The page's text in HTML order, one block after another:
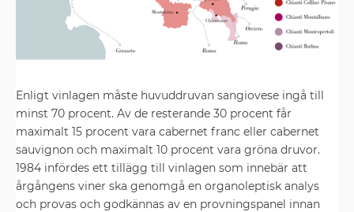
Enligt vinlagen måste huvuddruvan sangiovese ingå till
minst 70 procent. Av de resterande 30 procent får
maximalt 15 procent vara cabernet franc eller cabernet
sauvignon och maximalt 10 procent vara gröna druvor.
1984 infördes ett tillägg till vinlagen som innebär att
årgångens viner ska genomgå en organoleptisk analys
och provas och godkännas av en provningspanel innan